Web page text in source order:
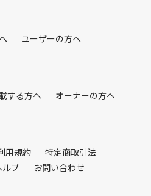
ユーザーの方へ
する方へ オーナーの方へ
用規約
特定商取引法
ルプ お問い合わせ